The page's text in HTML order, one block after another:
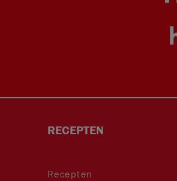
RECEPTEN
Recepten